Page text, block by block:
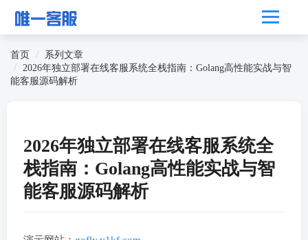
首页
系列文章
2026年独立部署在线客服系统全栈指南：Golang高性能实战与智
能客服源码解析
2026年独立部署在线客服系统全
栈指南：Golang高性能实战与智
能客服源码解析